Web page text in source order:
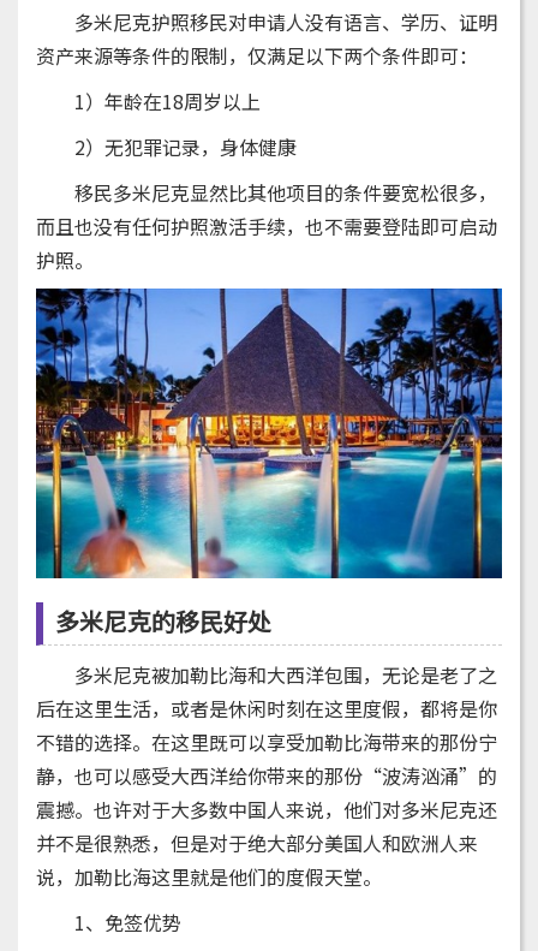
多米尼克护照移民对申请人没有语言、学历、证明
资产来源等条件的限制，仅满足以下两个条件即可：
1）年龄在18周岁以上
2）无犯罪记录，身体健康
移民多米尼克显然比其他项目的条件要宽松很多，
而且也没有任何护照激活手续，也不需要登陆即可启动
护照。
多米尼克的移民好处
多米尼克被加勒比海和大西洋包围，无论是老了之
后在这里生活，或者是休闲时刻在这里度假，都将是你
不错的选择。在这里既可以享受加勒比海带来的那份宁
静，也可以感受大西洋给你带来的那份“波涛汹涌”的
震撼。也许对于大多数中国人来说，他们对多米尼克还
并不是很熟悉，但是对于绝大部分美国人和欧洲人来
说，加勒比海这里就是他们的度假天堂。
1、免签优势